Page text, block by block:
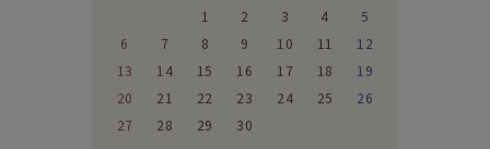
1
2 3 4
5
6
7 8 9 10 11
12
13
14 15 16 17 18
19
20
21 22 23 24 25
26
27
28 29 30